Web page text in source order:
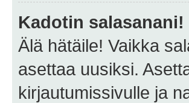
Kadotin salasanani!
Älä hätäile! Vaikka
asettaa uusiksi.
kirjautumissivulle ja